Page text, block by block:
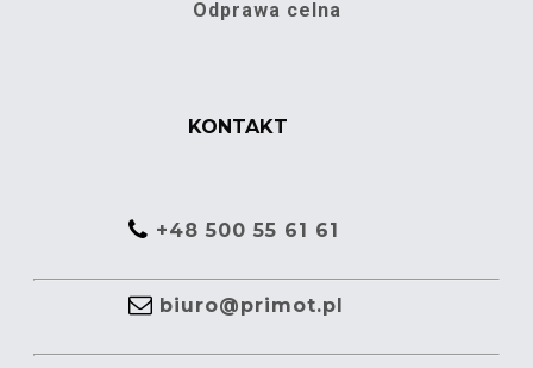
Odprawa celna
KONTAKT
+48 500 55 61 61
biuro@primot.pl